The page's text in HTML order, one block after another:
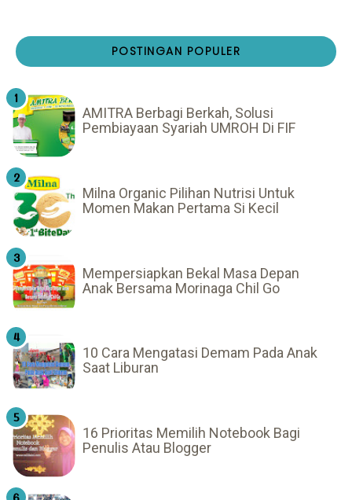
POSTINGAN POPULER
AMITRA Berbagi Berkah, Solusi
Pembiayaan Syariah UMROH Di FIF
Milna Organic Pilihan Nutrisi Untuk
Momen Makan Pertama Si Kecil
Mempersiapkan Bekal Masa Depan
Anak Bersama Morinaga Chil Go
10 Cara Mengatasi Demam Pada Anak
Saat Liburan
16 Prioritas Memilih Notebook Bagi
Penulis Atau Blogger